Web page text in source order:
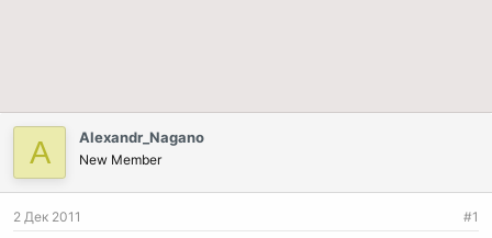
A Alexandr_Nagano
New Member
2 Дек 2011 #1